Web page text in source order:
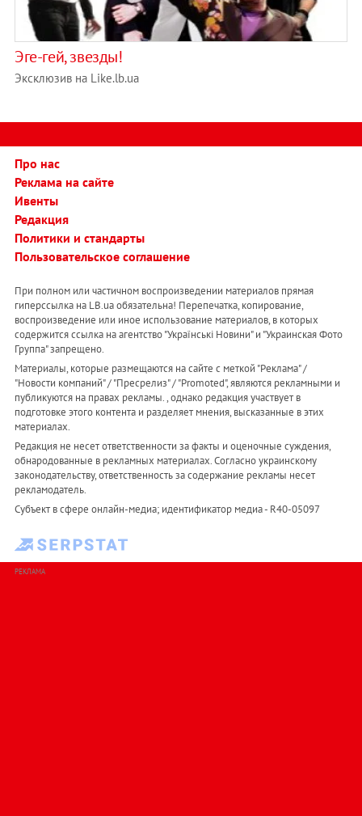
Эге-гей, звезды!
Эксклюзив на Like.lb.ua
Про нас
Реклама на сайте
Ивенты
Редакция
Политики и стандарты
Пользовательское соглашение
При полном или частичном воспроизведении материалов прямая
гиперссылка на LB.ua обязательна! Перепечатка, копирование,
воспроизведение или иное использование материалов, в которых
содержится ссылка на агентство "Українськi Новини" и "Украинская Фото
Группа" запрещено.
Материалы, которые размещаются на сайте с меткой "Реклама" /
"Новости компаний" / "Пресрелиз" / "Promoted", являются рекламными и
публикуются на правах рекламы. , однако редакция участвует в
подготовке этого контента и разделяет мнения, высказанные в этих
материалах.
Редакция не несет ответственности за факты и оценочные суждения,
обнародованные в рекламных материалах. Согласно украинскому
законодательству, ответственность за содержание рекламы несет
рекламодатель.
Субъект в сфере онлайн-медиа; идентификатор медиа - R40-05097
РЕКЛАМА